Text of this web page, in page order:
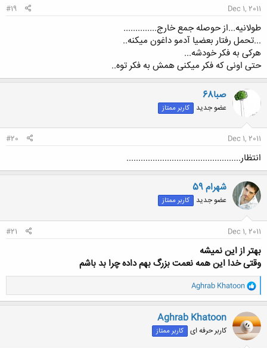
Dec 1, 2011
#19
طولانیه...از حوصله جمع خارج..............
...تحمل رفتار بعضیا آدمو داغون میکنه..
هرکی به فکر خودشه...
حتی اونی که فکر میکنی همش به فکر توه..
صبا68
عضو جدید کاربر ممتاز
Dec 1, 2011
#20
انتظار................................................
شهرام 59
عضو جدید کاربر ممتاز
Dec 1, 2011
#21
بهتر از این نمیشه
وقتی خدا این همه نعمت بزرگ بهم داده چرا بد باشم
و
ا
ک
ن
ش
ه
ا
Aghrab Khatoon
Aghrab Khatoon
کاربر حرفه ای کاربر ممتاز